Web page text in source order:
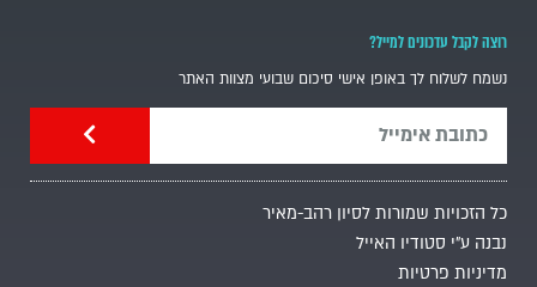
רוצה לקבל עדכונים למייל?
נשמח לשלוח לך באופן אישי סיכום שבועי מצוות האתר
כל הזכויות שמורות לסיון רהב-מאיר
נבנה ע"י סטודיו האייל
מדיניות פרטיות